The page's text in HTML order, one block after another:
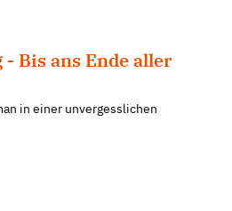
Bis ans Ende aller
in einer unvergesslichen